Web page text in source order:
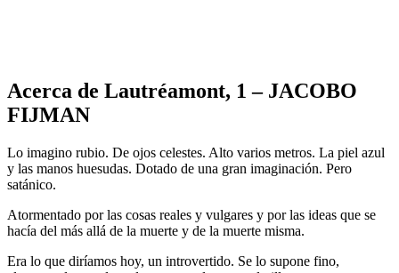
Acerca de Lautréamont, 1 – JACOBO
FIJMAN
Lo imagino rubio. De ojos celestes. Alto varios metros. La piel azul
y las manos huesudas. Dotado de una gran imaginación. Pero
satánico.
Atormentado por las cosas reales y vulgares y por las ideas que se
hacía del más allá de la muerte y de la muerte misma.
Era lo que diríamos hoy, un introvertido. Se lo supone fino,